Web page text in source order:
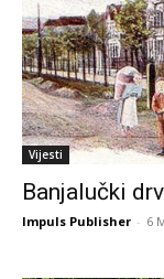
Vijesti
Banjalučki
Impuls Publisher - 6